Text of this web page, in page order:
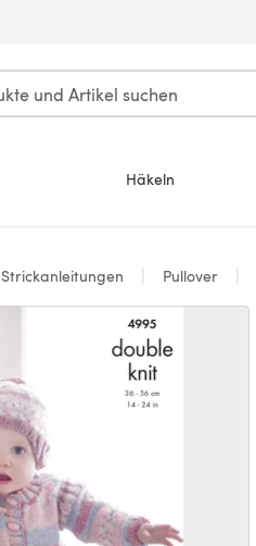
Häkeln
Strickanleitungen Pullover